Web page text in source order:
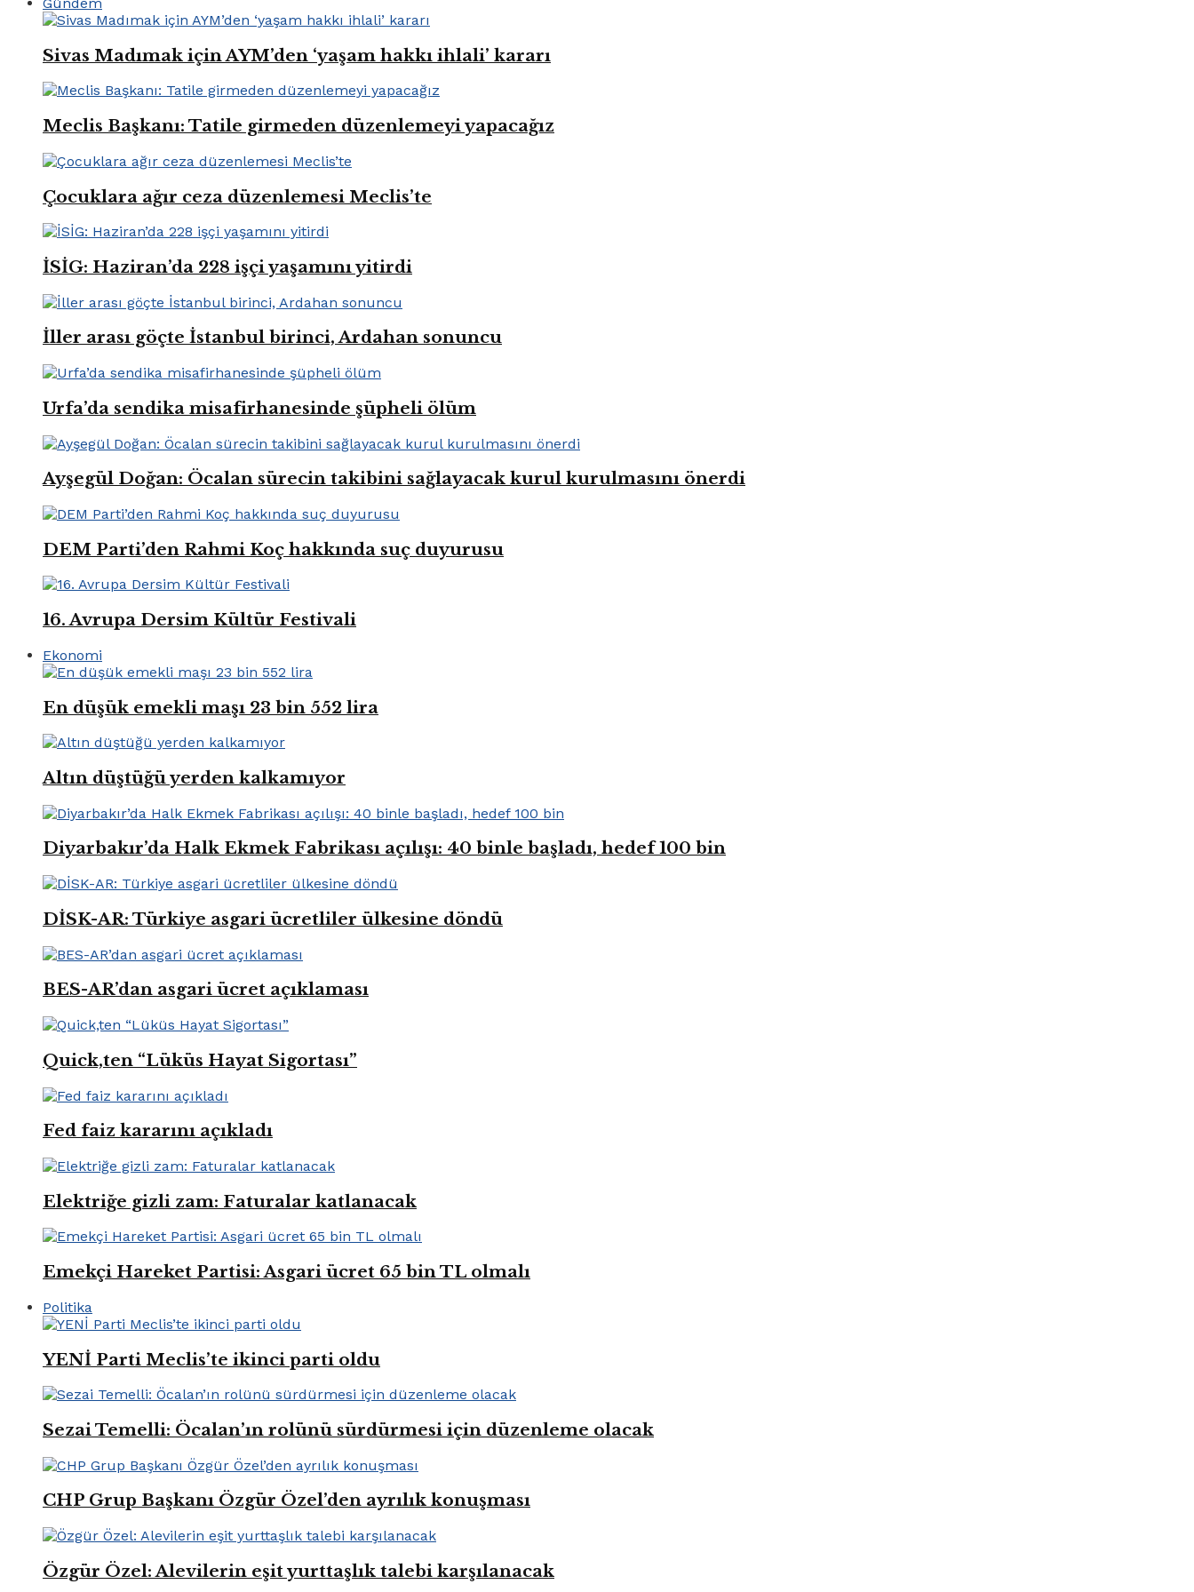
Sivas Madımak için AYM’den ‘yaşam hakkı ihlali’ kararı
Meclis Başkanı: Tatile girmeden düzenlemeyi yapacağız
Çocuklara ağır ceza düzenlemesi Meclis’te
İSİG: Haziran’da 228 işçi yaşamını yitirdi
İller arası göçte İstanbul birinci, Ardahan sonuncu
Urfa’da sendika misafirhanesinde şüpheli ölüm
Ayşegül Doğan: Öcalan sürecin takibini sağlayacak kurul kurulmasını önerdi
DEM Parti’den Rahmi Koç hakkında suç duyurusu
16. Avrupa Dersim Kültür Festivali
Ekonomi
En düşük emekli maşı 23 bin 552 lira
Altın düştüğü yerden kalkamıyor
Diyarbakır’da Halk Ekmek Fabrikası açılışı: 40 binle başladı, hedef 100 bin
DİSK-AR: Türkiye asgari ücretliler ülkesine döndü
BES-AR’dan asgari ücret açıklaması
Quick,ten “Lüküs Hayat Sigortası”
Fed faiz kararını açıkladı
Elektriğe gizli zam: Faturalar katlanacak
Emekçi Hareket Partisi: Asgari ücret 65 bin TL olmalı
Politika
YENİ Parti Meclis’te ikinci parti oldu
Sezai Temelli: Öcalan’ın rolünü sürdürmesi için düzenleme olacak
CHP Grup Başkanı Özgür Özel’den ayrılık konuşması
Özgür Özel: Alevilerin eşit yurttaşlık talebi karşılanacak